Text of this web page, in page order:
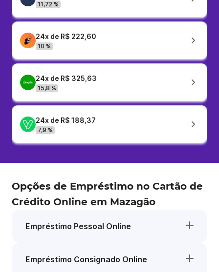
11,72 %
24x de R$ 222,60
10 %
24x de R$ 325,63
15,8 %
24x de R$ 188,37
7,9 %
Opções de Empréstimo no Cartão de
Crédito Online em Mazagão
Empréstimo Pessoal Online
Empréstimo Consignado Online